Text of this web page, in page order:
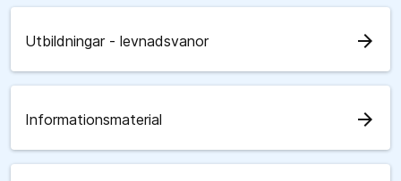
Utbildningar - levnadsvanor arrow_forward
Informationsmaterial arrow_forward